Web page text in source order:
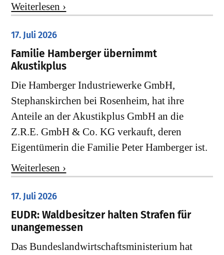
Weiterlesen ›
17. Juli 2026
Familie Hamberger übernimmt
Akustikplus
Die Hamberger Industriewerke GmbH,
Stephanskirchen bei Rosenheim, hat ihre
Anteile an der Akustikplus GmbH an die
Z.R.E. GmbH & Co. KG verkauft, deren
Eigentümerin die Familie Peter Hamberger ist.
Weiterlesen ›
17. Juli 2026
EUDR: Waldbesitzer halten Strafen für
unangemessen
Das Bundeslandwirtschaftsministerium hat